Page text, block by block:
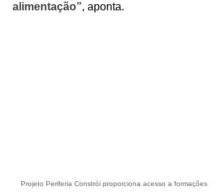
alimentação”, aponta.
Projeto Periferia Constrói proporciona acesso a formações